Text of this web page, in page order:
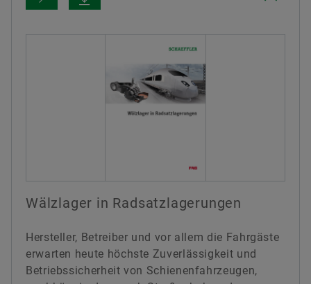
Wälzlager in Radsatzlagerungen
Hersteller, Betreiber und vor allem die Fahrgäste
erwarten heute höchste Zuverlässigkeit und
Betriebssicherheit von Schienenfahrzeugen,